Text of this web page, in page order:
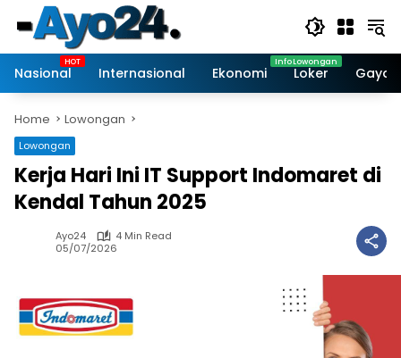
content
Nasional
Internasional Ekonomi Loker Gaya
Home Lowongan
Lowongan
Kerja Hari Ini IT Support Indomaret di
Kendal Tahun 2025
Ayo24
4 Min Read
05/07/2026